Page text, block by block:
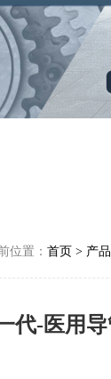
位置： 首页 > 产
代-医用